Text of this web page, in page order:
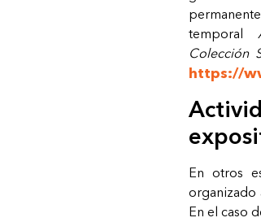
temporal
Colección
https://
En otros
organizado
En el caso